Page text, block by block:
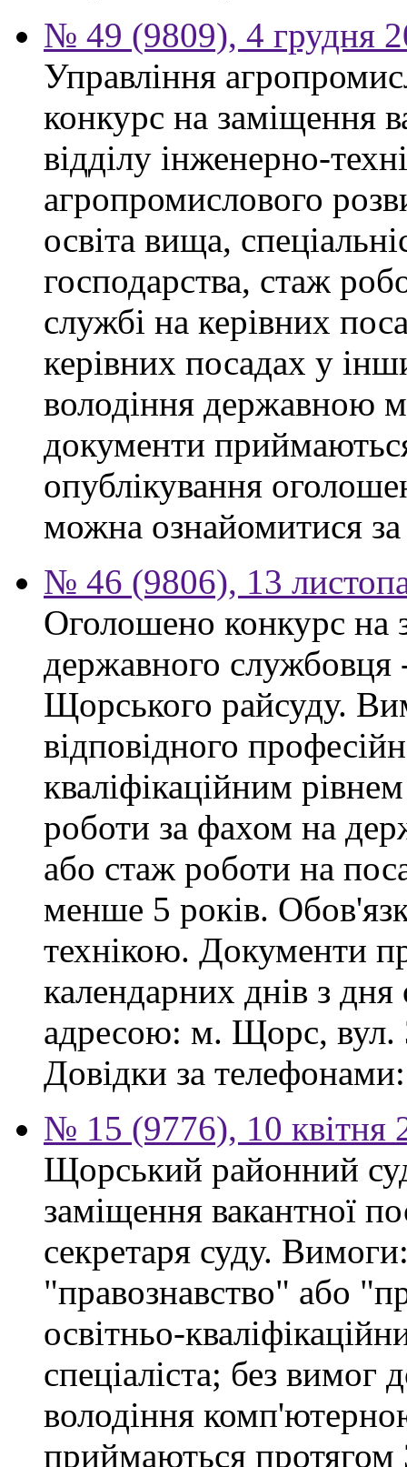
№ 49 (9809), 4 грудня
Управління
конкурс на заміщення
відділу інженерно-
агропромислового
освіта вища,
господарства, стаж
службі на керівних
керівних посадах у
володіння державною
документи
опублікування
можна ознайомитися
№ 46 (9806), 13
Оголошено конкурс на
державного службовця
Щорського райсуду.
відповідного
кваліфікаційним
роботи за фахом на
або стаж роботи на
менше 5 років.
технікою. Документи
календарних днів з
адресою: м. Щорс, вул.
Довідки за
№ 15 (9776), 10 квітня
Щорський районний
заміщення вакантної
секретаря суду.
"правознавство" або
освітньо-
спеціаліста; без
володіння
приймаються протягом